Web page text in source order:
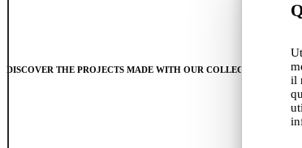
il
DISCOVER THE PROJECTS MADE WITH OUR COLLECTIONS